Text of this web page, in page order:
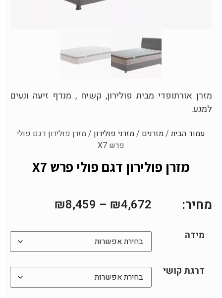
מזרן אורתופדי מבית פולירון, קשיח , מנדף זיעה ונעים
למגע.
עמוד הבית/מזרנים /מזרני פולירון / מזרן פולירון דגם פולי
פרש X7
מזרן פולירון דגם פולי פרש X7
מחיר: ₪4,672
–
₪8,459
מידה
דרגת קושי